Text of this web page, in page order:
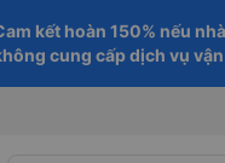
kết hoàn 150% nếu
cung cấp dịch vụ